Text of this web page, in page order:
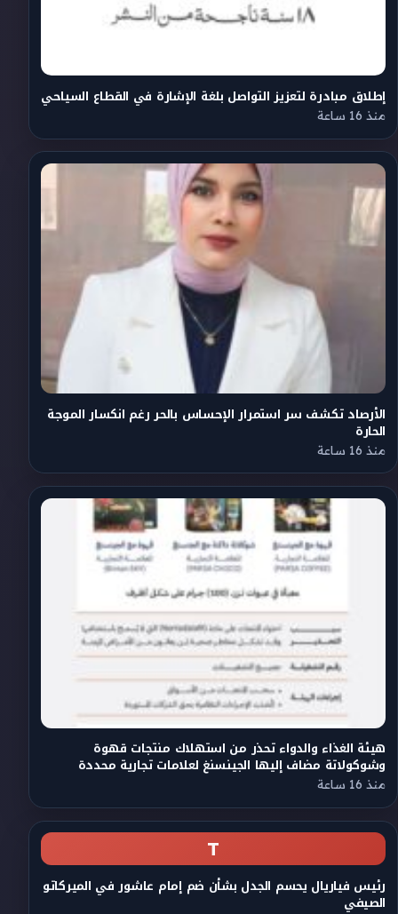
إطلاق مبادرة لتعزيز التواصل بلغة الإشارة في القطاع السياحي
منذ 16 ساعة
الأرصاد تكشف سر استمرار الإحساس بالحر رغم انكسار الموجة
الحارة
منذ 16 ساعة
هيئة الغذاء والدواء تحذر من استهلاك منتجات قهوة
وشوكولاتة مضاف إليها الجينسنغ لعلامات تجارية محددة
منذ 16 ساعة
T
رئيس فياريال يحسم الجدل بشأن ضم إمام عاشور في الميركاتو
الصيفي